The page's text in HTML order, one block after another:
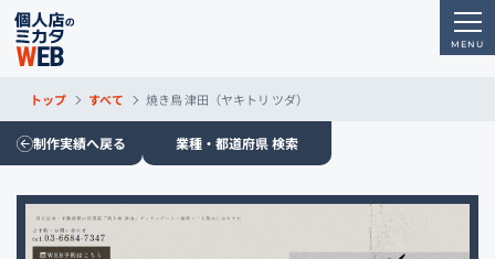
トップ すべて 焼き鳥 津田（ヤキトリ ツダ）
制作実績へ戻る 業種・都道府県 検索